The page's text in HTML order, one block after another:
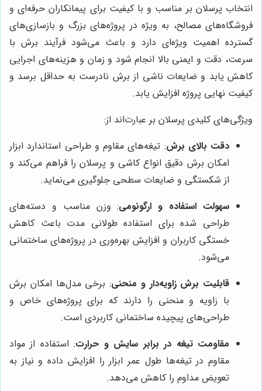
انتخاب پرسلان بر مناسب و با کیفیت برای پیمانکاران حرفه‌ای و
فروشگاه‌های مصالح، به ویژه در پروژه‌های بزرگ و بازسازی‌های
گسترده اهمیت ویژه‌ای دارد و باعث می‌شود فرآیند برش با
سرعت، دقت و ایمنی بالا انجام شود و زمان و هزینه‌های اجرایی
کاهش یابد و ضایعات ناشی از برش نادرست به حداقل برسد و
کیفیت نهایی پروژه افزایش یابد.
ویژگی‌های کلیدی پرسلان بر عبارت‌اند از:
دقت بالای برش: تیغه‌های مقاوم و طراحی استاندارد ابزار
امکان برش دقیق انواع کاشی و پرسلان را فراهم می‌کند و
از شکستگی و ضایعات سطحی جلوگیری می‌نماید.
سهولت استفاده و ارگونومی: وزن مناسب و دسته‌های
طراحی شده برای استفاده طولانی مدت باعث کاهش
خستگی کاربران و افزایش بهره‌وری در پروژه‌های ساختمانی
می‌شود.
قابلیت برش زاویه‌دار و منحنی: برخی مدل‌ها امکان برش
با زاویه و منحنی را دارند که برای پروژه‌های خاص و
طراحی‌های پیچیده ساختمانی کاربردی است.
مقاومت تیغه در برابر سایش و حرارت: استفاده از مواد
مقاوم در تیغه‌ها طول عمر ابزار را افزایش داده و نیاز به
تعویض مداوم را کاهش می‌دهد.